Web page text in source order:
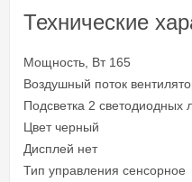
Технические
Мощность, Вт 165
Воздушный поток
Подсветка 2 светодиодных
Цвет черный
Дисплей нет
Тип управления сенсорное